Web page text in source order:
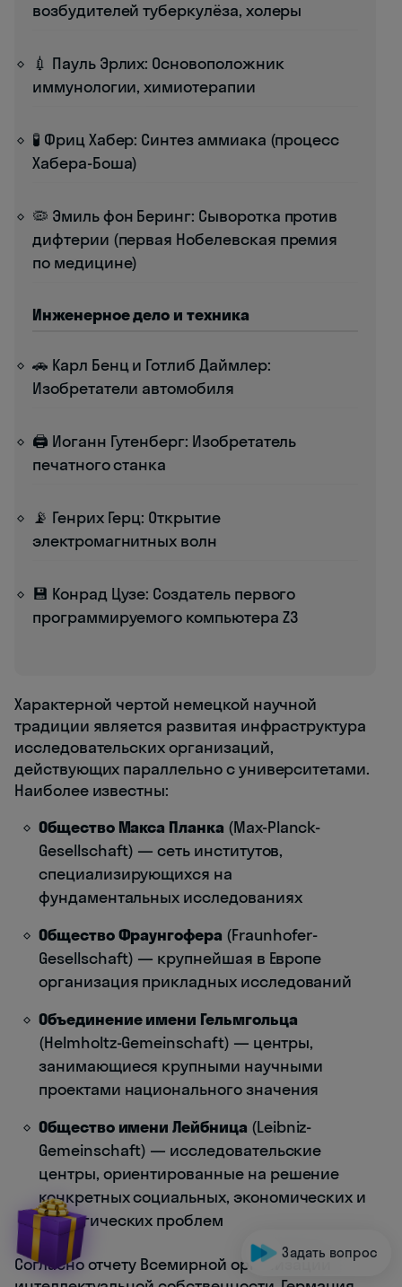
возбудителей туберкулёза, холеры
💉 Пауль Эрлих: Основоположник
иммунологии, химиотерапии
🧪 Фриц Хабер: Синтез аммиака (процесс
Хабера-Боша)
🦠 Эмиль фон Беринг: Сыворотка против
дифтерии (первая Нобелевская премия
по медицине)
Инженерное дело и техника
🚗 Карл Бенц и Готлиб Даймлер:
Изобретатели автомобиля
🖨️ Иоганн Гутенберг: Изобретатель
печатного станка
📡 Генрих Герц: Открытие
электромагнитных волн
💾 Конрад Цузе: Создатель первого
программируемого компьютера Z3
Характерной чертой немецкой научной
традиции является развитая инфраструктура
исследовательских организаций,
действующих параллельно с университетами.
Наиболее известны:
Общество Макса Планка (Max-Planck-
Gesellschaft) — сеть институтов,
специализирующихся на
фундаментальных исследованиях
Общество Фраунгофера (Fraunhofer-
Gesellschaft) — крупнейшая в Европе
организация прикладных исследований
Объединение имени Гельмгольца
(Helmholtz-Gemeinschaft) — центры,
занимающиеся крупными научными
проектами национального значения
Общество имени Лейбница (Leibniz-
Gemeinschaft) — исследовательские
центры, ориентированные на решение
конкретных социальных, экономических и
экологических проблем
Согласно отчету Всемирной организации
Задать вопрос